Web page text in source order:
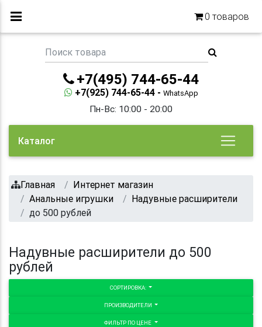
0 товаров
+7(495) 744-65-44
+7(925) 744-65-44 - WhatsApp
Пн-Вс: 10:00 - 20:00
Каталог
Главная
Интернет магазин
Анальные игрушки
Надувные расширители
до 500 рублей
Надувные расширители до 500
рублей
СОРТИРОВКА:
ПРОИЗВОДИТЕЛИ
ФИЛЬТР ПО ЦЕНЕ